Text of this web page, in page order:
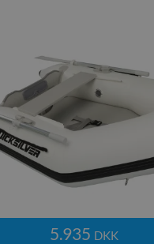
5.935 DKK